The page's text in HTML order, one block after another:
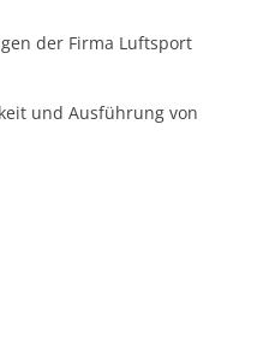
der Firma Luftsport
und Ausführung von